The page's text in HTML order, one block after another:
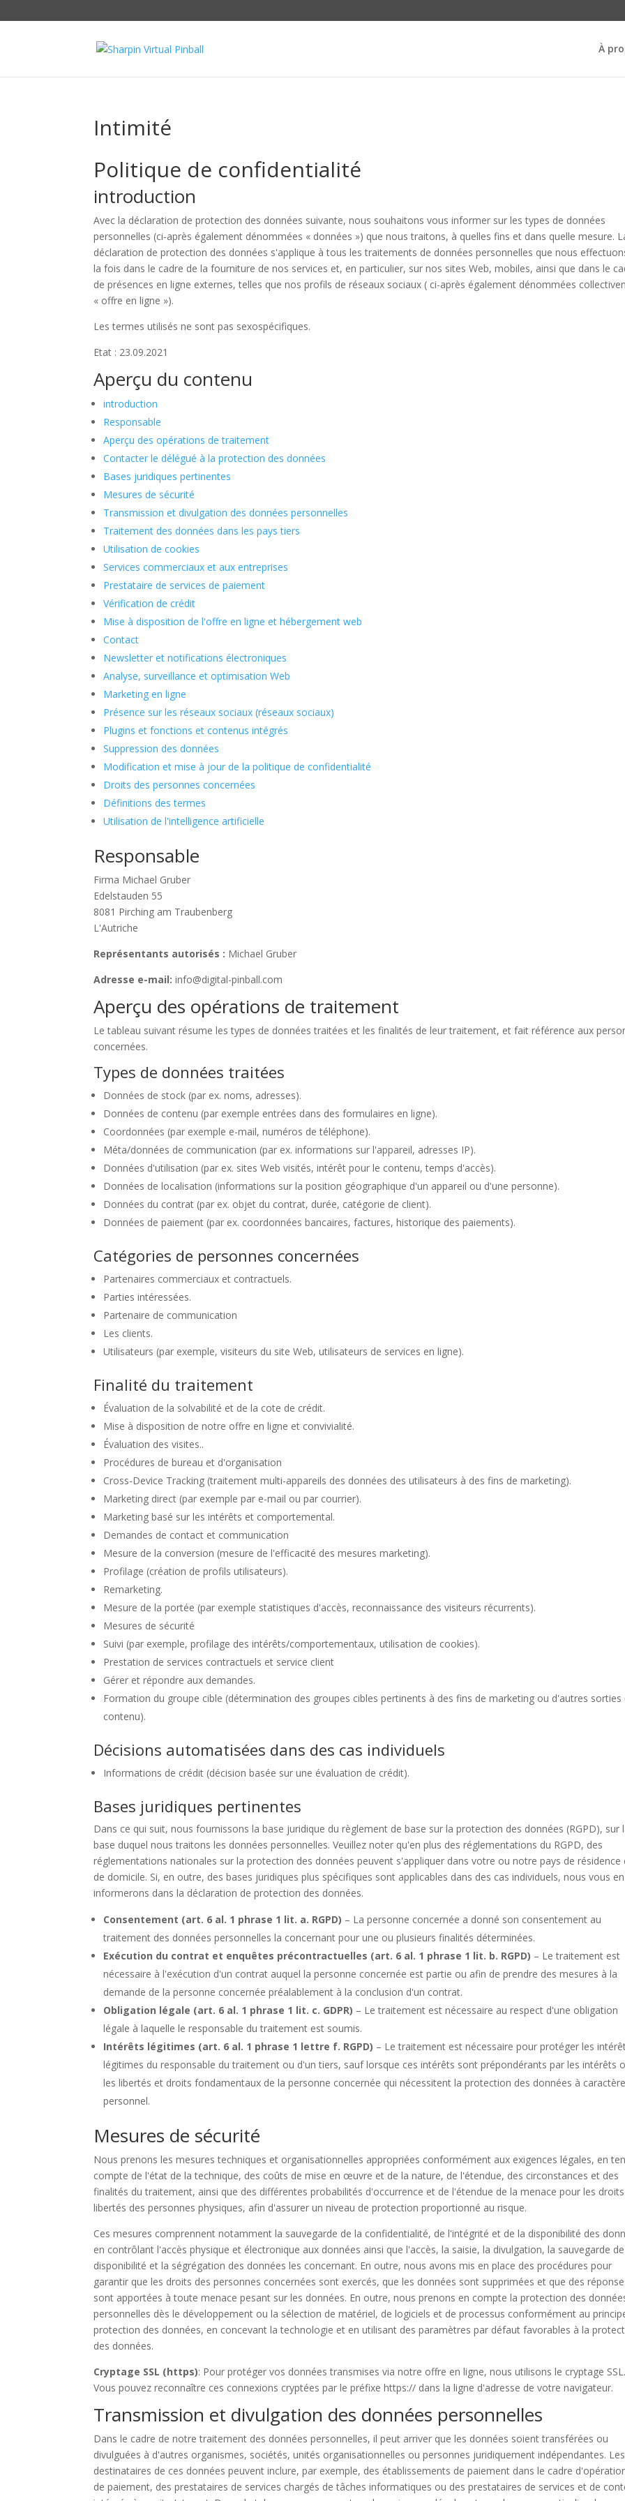
À
Intimité
Politique de confidentialité
introduction
Avec la déclaration de protection des données suivante, nous souhaitons vous informer sur les types de données
personnelles (ci-après également dénommées « données ») que nous traitons, à quelles fins et dans quelle mesure.
déclaration de protection des données s'applique à tous les traitements de données personnelles que nous
la fois dans le cadre de la fourniture de nos services et, en particulier, sur nos sites Web, mobiles, ainsi que dans le
de présences en ligne externes, telles que nos profils de réseaux sociaux ( ci-après également dénommées
« offre en ligne »).
Les termes utilisés ne sont pas sexospécifiques.
Etat : 23.09.2021
Aperçu du contenu
introduction
Responsable
Aperçu des opérations de traitement
Contacter le délégué à la protection des données
Bases juridiques pertinentes
Mesures de sécurité
Transmission et divulgation des données personnelles
Traitement des données dans les pays tiers
Utilisation de cookies
Services commerciaux et aux entreprises
Prestataire de services de paiement
Vérification de crédit
Mise à disposition de l'offre en ligne et hébergement web
Contact
Newsletter et notifications électroniques
Analyse, surveillance et optimisation Web
Marketing en ligne
Présence sur les réseaux sociaux (réseaux sociaux)
Plugins et fonctions et contenus intégrés
Suppression des données
Modification et mise à jour de la politique de confidentialité
Droits des personnes concernées
Définitions des termes
Utilisation de l'intelligence artificielle
Responsable
Firma Michael Gruber
Edelstauden 55
8081 Pirching am Traubenberg
L'Autriche
Représentants autorisés : Michael Gruber
Adresse e-mail: info@digital-pinball.com
Aperçu des opérations de traitement
Le tableau suivant résume les types de données traitées et les finalités de leur traitement, et fait référence aux
concernées.
Types de données traitées
Données de stock (par ex. noms, adresses).
Données de contenu (par exemple entrées dans des formulaires en ligne).
Coordonnées (par exemple e-mail, numéros de téléphone).
Méta/données de communication (par ex. informations sur l'appareil, adresses IP).
Données d'utilisation (par ex. sites Web visités, intérêt pour le contenu, temps d'accès).
Données de localisation (informations sur la position géographique d'un appareil ou d'une personne).
Données du contrat (par ex. objet du contrat, durée, catégorie de client).
Données de paiement (par ex. coordonnées bancaires, factures, historique des paiements).
Catégories de personnes concernées
Partenaires commerciaux et contractuels.
Parties intéressées.
Partenaire de communication
Les clients.
Utilisateurs (par exemple, visiteurs du site Web, utilisateurs de services en ligne).
Finalité du traitement
Évaluation de la solvabilité et de la cote de crédit.
Mise à disposition de notre offre en ligne et convivialité.
Évaluation des visites..
Procédures de bureau et d'organisation
Cross-Device Tracking (traitement multi-appareils des données des utilisateurs à des fins de marketing).
Marketing direct (par exemple par e-mail ou par courrier).
Marketing basé sur les intérêts et comportemental.
Demandes de contact et communication
Mesure de la conversion (mesure de l'efficacité des mesures marketing).
Profilage (création de profils utilisateurs).
Remarketing.
Mesure de la portée (par exemple statistiques d'accès, reconnaissance des visiteurs récurrents).
Mesures de sécurité
Suivi (par exemple, profilage des intérêts/comportementaux, utilisation de cookies).
Prestation de services contractuels et service client
Gérer et répondre aux demandes.
Formation du groupe cible (détermination des groupes cibles pertinents à des fins de marketing ou d'autres sorties
contenu).
Décisions automatisées dans des cas individuels
Informations de crédit (décision basée sur une évaluation de crédit).
Bases juridiques pertinentes
Dans ce qui suit, nous fournissons la base juridique du règlement de base sur la protection des données (RGPD), sur
base duquel nous traitons les données personnelles. Veuillez noter qu'en plus des réglementations du RGPD, des
réglementations nationales sur la protection des données peuvent s'appliquer dans votre ou notre pays de résidence
de domicile. Si, en outre, des bases juridiques plus spécifiques sont applicables dans des cas individuels, nous vous en
informerons dans la déclaration de protection des données.
Consentement (art. 6 al. 1 phrase 1 lit. a. RGPD) – La personne concernée a donné son consentement au
traitement des données personnelles la concernant pour une ou plusieurs finalités déterminées.
Exécution du contrat et enquêtes précontractuelles (art. 6 al. 1 phrase 1 lit. b. RGPD) – Le traitement est
nécessaire à l'exécution d'un contrat auquel la personne concernée est partie ou afin de prendre des mesures à la
demande de la personne concernée préalablement à la conclusion d'un contrat.
Obligation légale (art. 6 al. 1 phrase 1 lit. c. GDPR) – Le traitement est nécessaire au respect d'une obligation
légale à laquelle le responsable du traitement est soumis.
Intérêts légitimes (art. 6 al. 1 phrase 1 lettre f. RGPD) – Le traitement est nécessaire pour protéger les
légitimes du responsable du traitement ou d'un tiers, sauf lorsque ces intérêts sont prépondérants par les intérêts
les libertés et droits fondamentaux de la personne concernée qui nécessitent la protection des données à caractère
personnel.
Mesures de sécurité
Nous prenons les mesures techniques et organisationnelles appropriées conformément aux exigences légales, en
compte de l'état de la technique, des coûts de mise en œuvre et de la nature, de l'étendue, des circonstances et des
finalités du traitement, ainsi que des différentes probabilités d'occurrence et de l'étendue de la menace pour les
libertés des personnes physiques, afin d'assurer un niveau de protection proportionné au risque.
Ces mesures comprennent notamment la sauvegarde de la confidentialité, de l'intégrité et de la disponibilité des
en contrôlant l'accès physique et électronique aux données ainsi que l'accès, la saisie, la divulgation, la sauvegarde
disponibilité et la ségrégation des données les concernant. En outre, nous avons mis en place des procédures pour
garantir que les droits des personnes concernées sont exercés, que les données sont supprimées et que des
sont apportées à toute menace pesant sur les données. En outre, nous prenons en compte la protection des
personnelles dès le développement ou la sélection de matériel, de logiciels et de processus conformément au
protection des données, en concevant la technologie et en utilisant des paramètres par défaut favorables à la
des données.
Cryptage SSL (https): Pour protéger vos données transmises via notre offre en ligne, nous utilisons le cryptage SSL.
Vous pouvez reconnaître ces connexions cryptées par le préfixe https:// dans la ligne d'adresse de votre navigateur.
Transmission et divulgation des données personnelles
Dans le cadre de notre traitement des données personnelles, il peut arriver que les données soient transférées ou
divulguées à d'autres organismes, sociétés, unités organisationnelles ou personnes juridiquement indépendantes. Les
destinataires de ces données peuvent inclure, par exemple, des établissements de paiement dans le cadre
de paiement, des prestataires de services chargés de tâches informatiques ou des prestataires de services et de